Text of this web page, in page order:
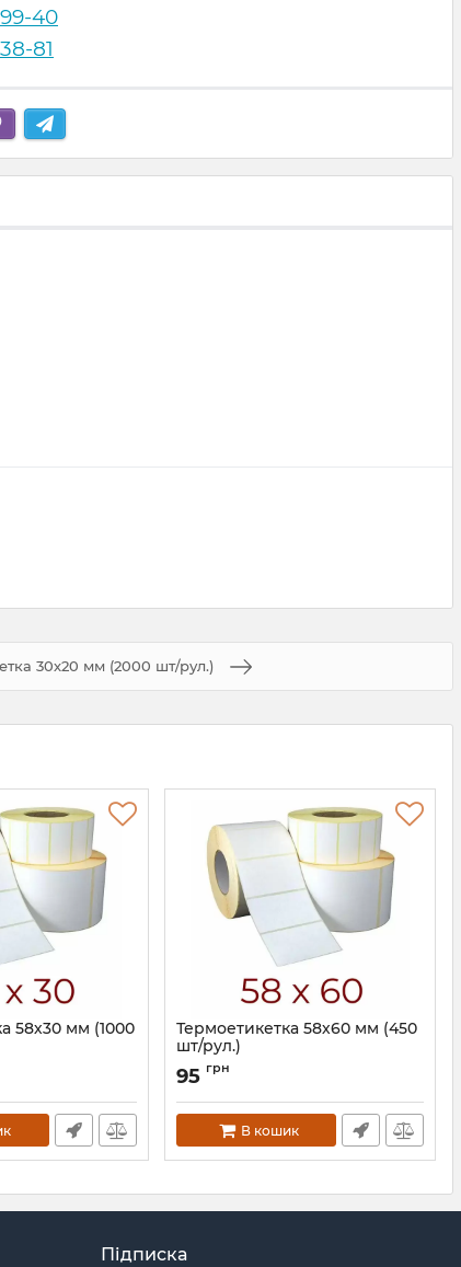
40
81
30х20 мм (2000 шт/рул.)
58х30 мм (1000
Термоетикетка 58х60 мм (450
шт/рул.)
Артикул:
95 грн
В кошик
Підписка